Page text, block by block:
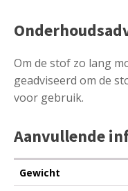
Om de stof zo lang
geadviseerd om de
voor gebruik.
Aanvullende
Gewicht